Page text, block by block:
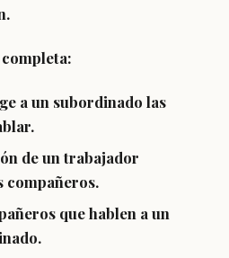
:
a un subordinado las
de un trabajador
compañeros.
que hablen a un